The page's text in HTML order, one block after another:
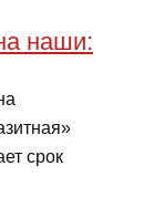
наши:
срок